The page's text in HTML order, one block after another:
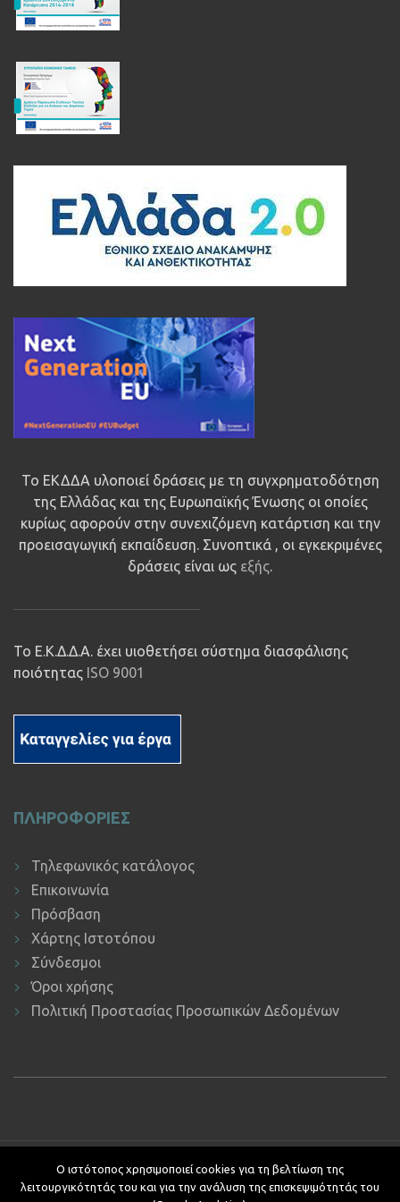
Το ΕΚΔΔΑ υλοποιεί δράσεις με τη συγχρηματοδότηση
της Ελλάδας και της Ευρωπαϊκής Ένωσης οι οποίες
κυρίως αφορούν στην συνεχιζόμενη κατάρτιση και την
προεισαγωγική εκπαίδευση. Συνοπτικά , οι εγκεκριμένες
δράσεις είναι ως εξής
Το Ε.Κ.Δ.Δ.Α. έχει υιοθετήσει σύστημα διασφάλισης
ποιότητας ISO 9001
ΠΛΗΡΟΦΟΡΙΕΣ
Τηλεφωνικός κατάλογος
Επικοινωνία
Πρόσβαση
Χάρτης Ιστοτόπου
Σύνδεσμοι
Όροι χρήσης
Πολιτική Προστασίας Προσωπικών Δεδομένων
Copyright © 2019 ΕΚΔΔΑ.Υποστήριξη ιστοτόπου: Τμήμα
Εφαρμογών Πληροφορικής.
Ο ιστότοπος χρησιμοποιεί cookies για τη βελτίωση της
λειτουργικότητάς του και για την ανάλυση της επισκεψιμότητάς του